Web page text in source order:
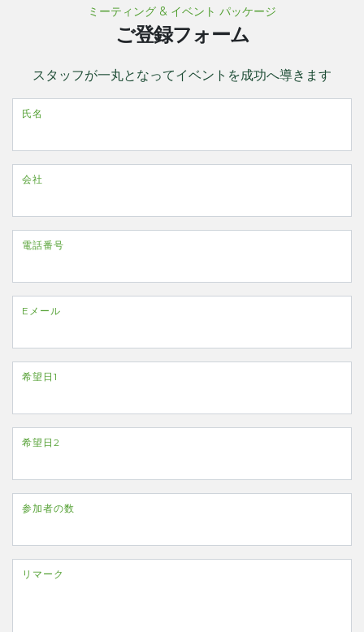
ミーティング & イベント パッケージ
ご登録フォーム
スタッフが一丸となってイベントを成功へ導きます
氏名
会社
電話番号
Eメール
希望日1
希望日2
参加者の数
リマーク